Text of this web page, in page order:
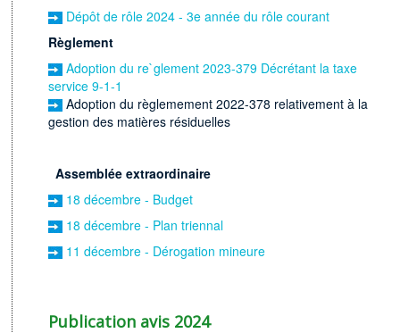
Dépôt de rôle 2024 - 3e année du rôle courant
Règlement
Adoption du re`glement 2023-379 Décrétant la taxe
service 9-1-1
Adoption du règlemement 2022-378 relativement à la
gestion des matières résiduelles
Assemblée extraordinaire
18 décembre - Budget
18 décembre - Plan triennal
11 décembre - Dérogation mineure
Publication avis 2024